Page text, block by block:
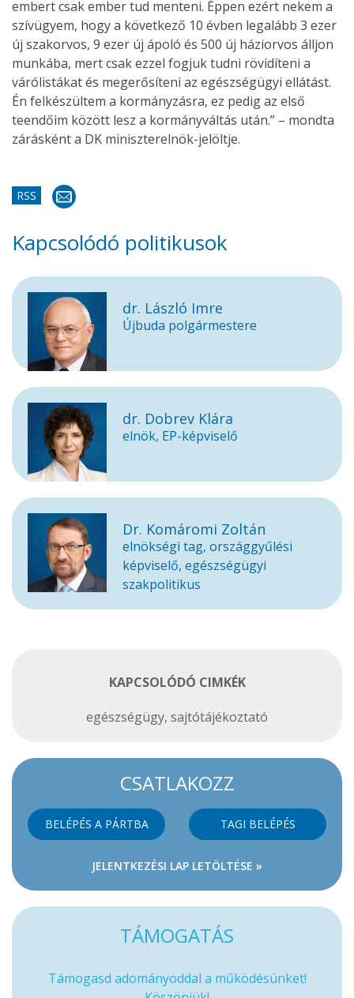
embert csak ember tud menteni. Éppen ezért nekem a
szívügyem, hogy a következő 10 évben legalább 3 ezer
új szakorvos, 9 ezer új ápoló és 500 új háziorvos álljon
munkába, mert csak ezzel fogjuk tudni rövidíteni a
várólistákat és megerősíteni az egészségügyi ellátást.
Én felkészültem a kormányzásra, ez pedig az első
teendőim között lesz a kormányváltás után.” – mondta
zárásként a DK miniszterelnök-jelöltje.
RSS
Kapcsolódó politikusok
dr. László Imre
Újbuda polgármestere
dr. Dobrev Klára
elnök, EP-képviselő
Dr. Komáromi Zoltán
elnökségi tag, országgyűlési
képviselő, egészségügyi
szakpolitikus
KAPCSOLÓDÓ CIMKÉK
egészségügy, sajtótájékoztató
CSATLAKOZZ
BELÉPÉS A PÁRTBA TAGI BELÉPÉS
JELENTKEZÉSI LAP LETÖLTÉSE »
TÁMOGATÁS
Támogasd adományoddal a működésünket!